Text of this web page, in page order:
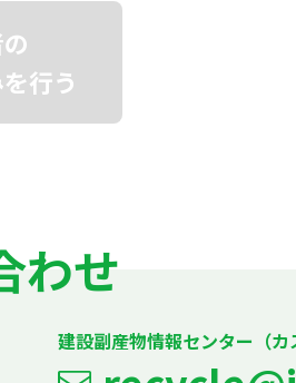
行う
わせ
建設副産物情報センター（カ